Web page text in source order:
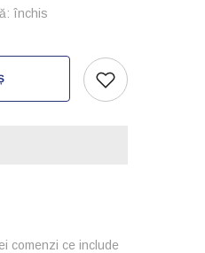
închis
comenzi ce include